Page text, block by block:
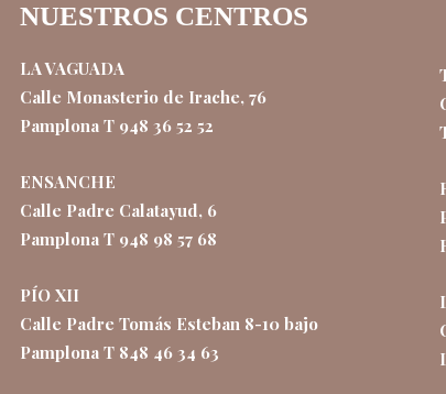
NUESTROS CENTROS
LA VAGUADA
Calle Monasterio de Irache, 76
Pamplona T 948 36 52 52
ENSANCHE
Calle Padre Calatayud, 6
Pamplona T 948 98 57 68
PÍO XII
Calle Padre Tomás Esteban 8-10 bajo
Pamplona T 848 46 34 63